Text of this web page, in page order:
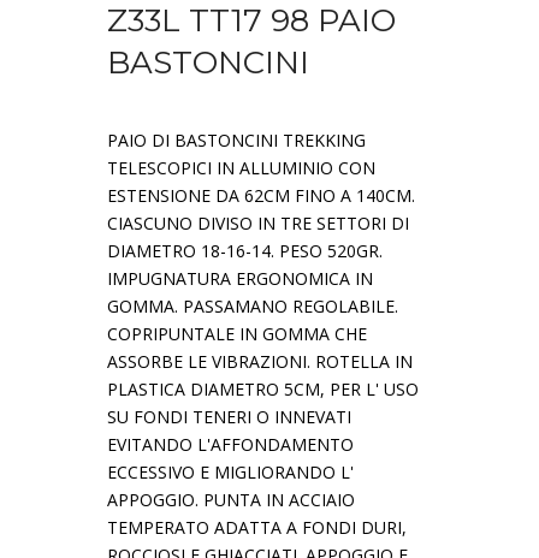
Z33L TT17 98 PAIO
BASTONCINI
PAIO DI BASTONCINI TREKKING
TELESCOPICI IN ALLUMINIO CON
ESTENSIONE DA 62CM FINO A 140CM.
CIASCUNO DIVISO IN TRE SETTORI DI
DIAMETRO 18-16-14. PESO 520GR.
IMPUGNATURA ERGONOMICA IN
GOMMA. PASSAMANO REGOLABILE.
COPRIPUNTALE IN GOMMA CHE
ASSORBE LE VIBRAZIONI. ROTELLA IN
PLASTICA DIAMETRO 5CM, PER L' USO
SU FONDI TENERI O INNEVATI
EVITANDO L'AFFONDAMENTO
ECCESSIVO E MIGLIORANDO L'
APPOGGIO. PUNTA IN ACCIAIO
TEMPERATO ADATTA A FONDI DURI,